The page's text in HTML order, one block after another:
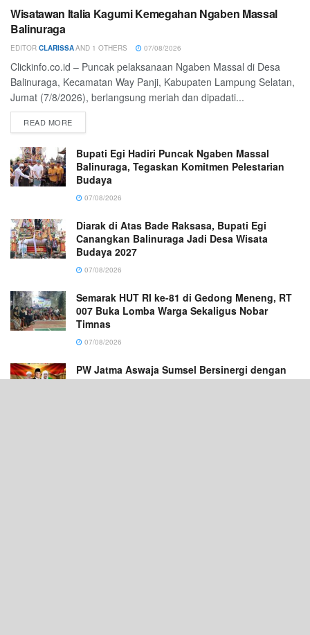
Wisatawan Italia Kagumi Kemegahan Ngaben Massal
Balinuraga
EDITOR CLARISSAAND 1 OTHERS 07/08/2026
Clickinfo.co.id – Puncak pelaksanaan Ngaben Massal di Desa
Balinuraga, Kecamatan Way Panji, Kabupaten Lampung Selatan,
Jumat (7/8/2026), berlangsung meriah dan dipadati...
READ MORE
Bupati Egi Hadiri Puncak Ngaben Massal
Balinuraga, Tegaskan Komitmen Pelestarian
Budaya
07/08/2026
Diarak di Atas Bade Raksasa, Bupati Egi
Canangkan Balinuraga Jadi Desa Wisata
Budaya 2027
07/08/2026
Semarak HUT RI ke-81 di Gedong Meneng, RT
007 Buka Lomba Warga Sekaligus Nobar
Timnas
07/08/2026
PW Jatma Aswaja Sumsel Bersinergi dengan
Ponpes Sabilul Hasanah Ikuti Zikir